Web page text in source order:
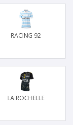
RACING 92
LA ROCHELLE